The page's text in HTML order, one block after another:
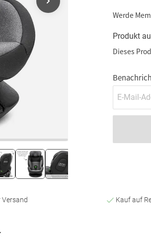
Werde
Produkt
Dieses
Versand Kauf auf